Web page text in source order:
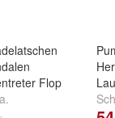
Flop
Dedo 2